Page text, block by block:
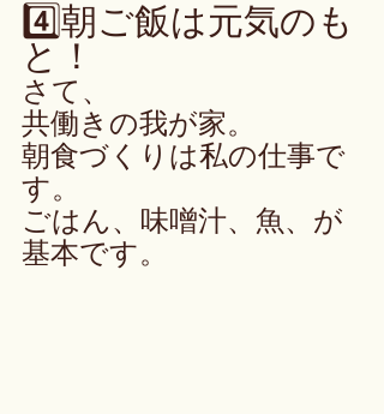
4️⃣朝ご飯は元気のも
と！
さて、
共働きの我が家。
朝食づくりは私の仕事で
す。
ごはん、味噌汁、魚、が
基本です。